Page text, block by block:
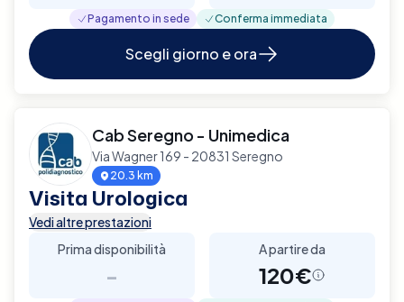
Pagamento in sede Conferma immediata
Scegli giorno e ora
Cab Seregno - Unimedica
Via Wagner 169 - 20831 Seregno
20.3 km
Visita Urologica
Vedi altre prestazioni
Prima disponibilità
-
A partire da
120€